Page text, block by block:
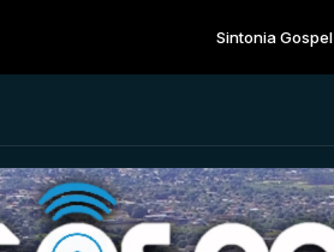
Sintonia Gospel das